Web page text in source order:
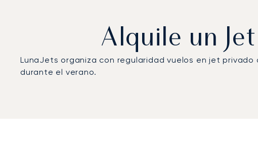
Alquile un
LunaJets organiza con regularidad vuelos en jet
durante el verano.